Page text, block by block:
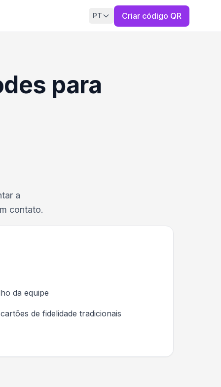
PT Criar código QR
para
a
contato.
da equipe
de fidelidade tradicionais